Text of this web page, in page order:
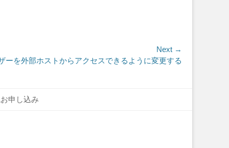
Next →
ーを外部ホストからアクセスできるように変更する
申し込み